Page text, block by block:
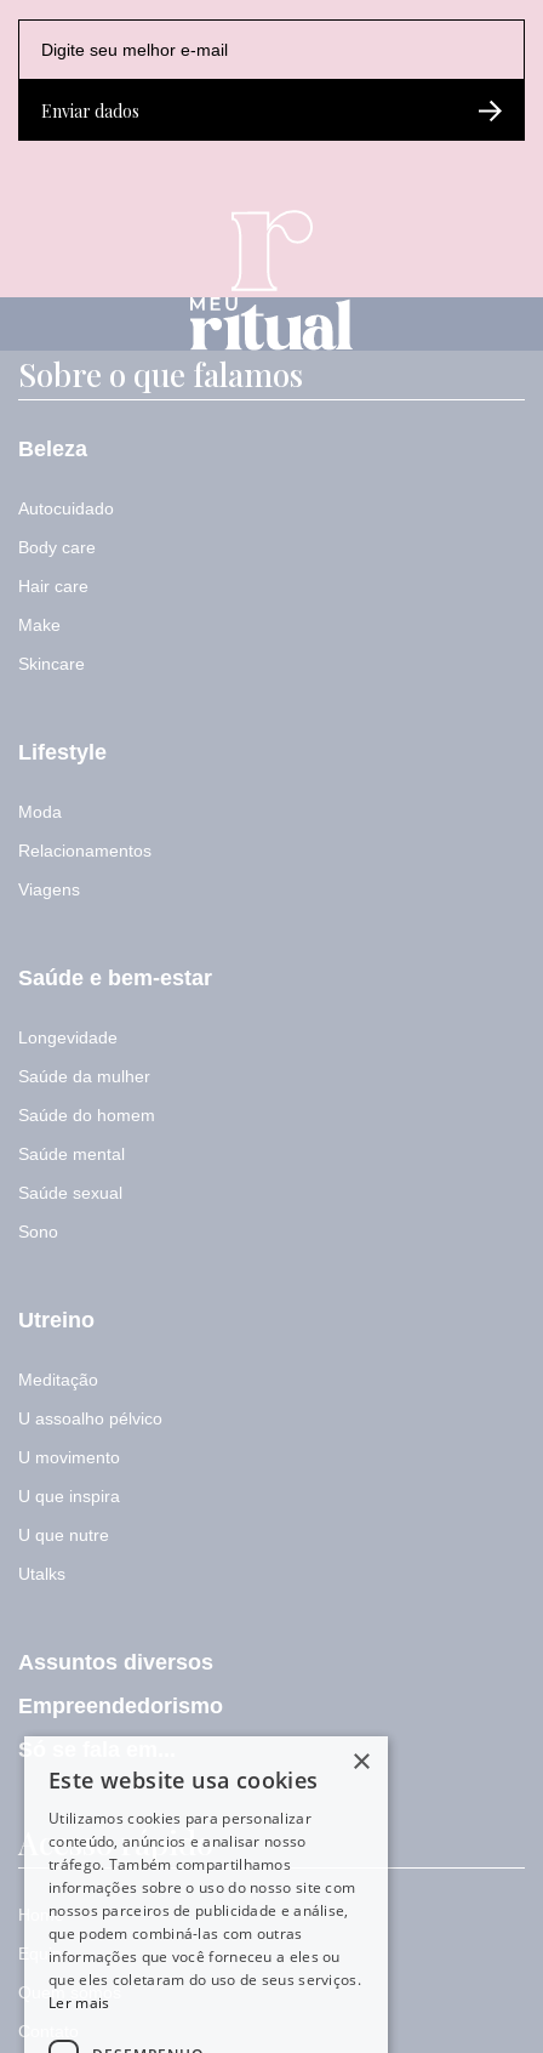
m
l
m
l
m
l
Enviar dados
Sobre o que falamos
Beleza
Autocuidado
Body care
Hair care
Make
Skincare
Lifestyle
Moda
Relacionamentos
Viagens
Saúde e bem-estar
Longevidade
Saúde da mulher
Saúde do homem
Saúde mental
Saúde sexual
Sono
Utreino
Meditação
U assoalho pélvico
U movimento
U que inspira
U que nutre
Utalks
Assuntos diversos
Empreendedorismo
Só se fala em...
Acesso rápido
Home
Equipe
Quem somos
Contato
×
Este website usa cookies
Utilizamos cookies para personalizar
conteúdo, anúncios e analisar nosso
tráfego. Também compartilhamos
informações sobre o uso do nosso site com
nossos parceiros de publicidade e análise,
que podem combiná-las com outras
informações que você forneceu a eles ou
que eles coletaram do uso de seus serviços.
Ler mais